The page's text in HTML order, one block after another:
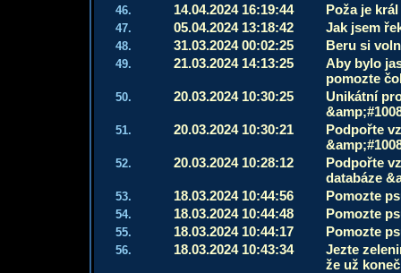
46. 14.04.2024 16:19:44 Poža je
47. 05.04.2024 13:18:42 Jak jsem
48. 31.03.2024 00:02:25 Beru si
49. 21.03.2024 14:13:25
Aby bylo
pomozte
50. 20.03.2024 10:30:25
Unikátní
51. 20.03.2024 10:30:21
Podpořte
52. 20.03.2024 10:28:12
Podpořte
databáze
53. 18.03.2024 10:44:56 Pomozte
54. 18.03.2024 10:44:48 Pomozte
55. 18.03.2024 10:44:17 Pomozte
56. 18.03.2024 10:43:34
Jezte
že už